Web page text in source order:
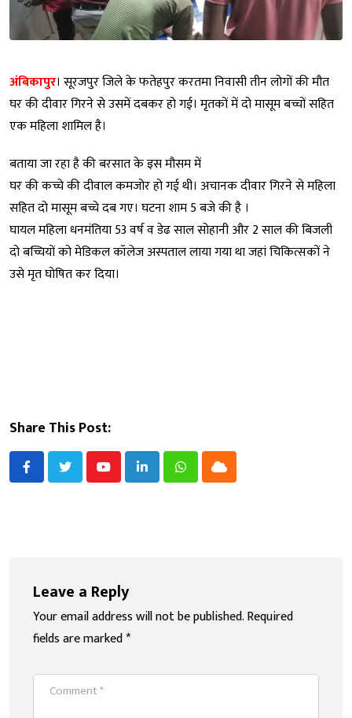
अंबिकापुर। सूरजपुर जिले के फतेहपुर करतमा निवासी तीन लोगों की मौत
घर की दीवार गिरने से उसमें दबकर हो गई। मृतकों में दो मासूम बच्चों सहित
एक महिला शामिल है।
बताया जा रहा है की बरसात के इस मौसम में
घर की कच्चे की दीवाल कमजोर हो गई थी। अचानक दीवार गिरने से महिला
सहित दो मासूम बच्चे दब गए। घटना शाम 5 बजे की है ।
घायल महिला धनमंतिया 53 वर्ष व डेढ साल सोहानी और 2 साल की बिजली
दो बच्चियों को मेडिकल कॉलेज अस्पताल लाया गया था जहां चिकित्सकों ने
उसे मृत घोषित कर दिया।
Share This Post:
YoutubeLinkedInWhatsappCloud
Leave a Reply
Your email address will not be published.Required
fields are marked*